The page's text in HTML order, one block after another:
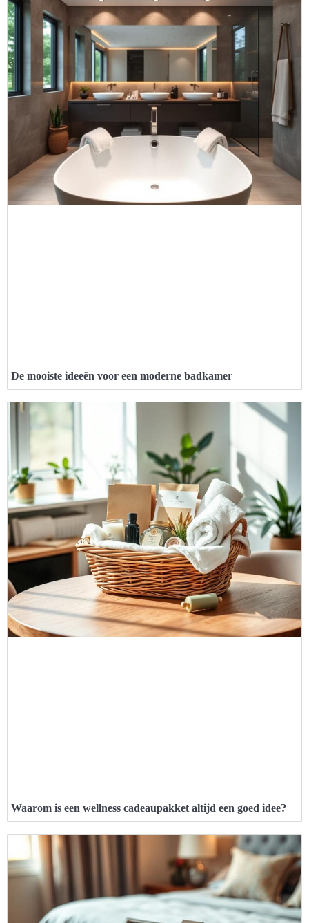
De mooiste ideeën voor een moderne badkamer
Waarom is een wellness cadeaupakket altijd een goed idee?